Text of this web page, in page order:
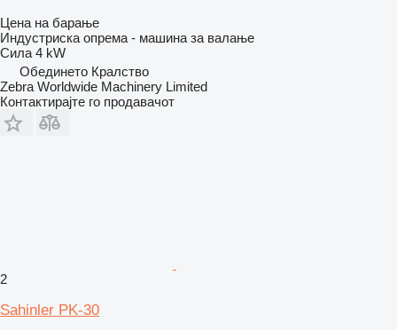
Цена на барање
Индустриска опрема - машина за валање
Сила 4 kW
Обединето Кралство
Zebra Worldwide Machinery Limited
Контактирајте го продавачот
2
Sahinler PK-30